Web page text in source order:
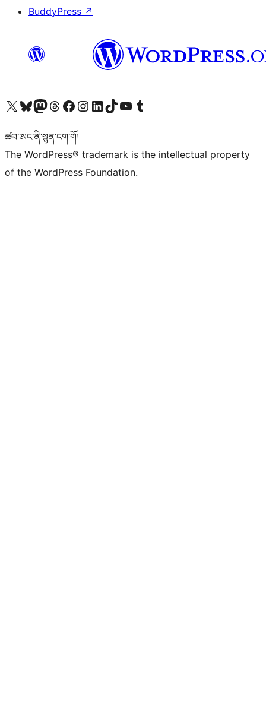
BuddyPress ↗
Visit our X (formerly Twitter) account
Visit our Bluesky account
Visit our Mastodon account
Visit our Threads account
Visit our Facebook page
Visit our Instagram account
Visit our LinkedIn account
Visit our TikTok account
Visit our YouTube channel
Visit our Tumblr account
ཚབ་ཨང་ནི་སྙན་ངག་གོ།
The WordPress® trademark is the intellectual property
of the WordPress Foundation.